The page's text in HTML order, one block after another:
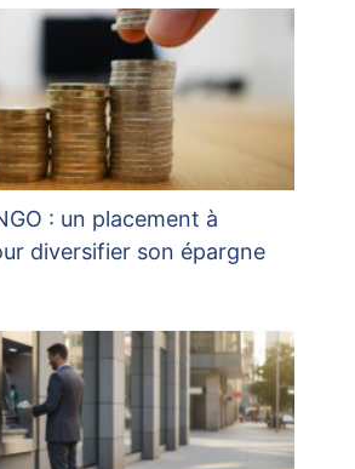
: un placement à
diversifier son épargne